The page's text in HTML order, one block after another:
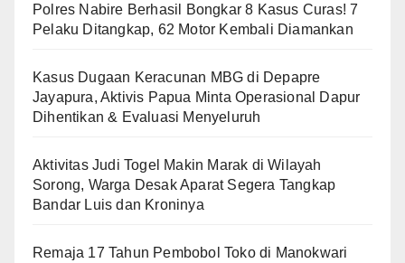
Polres Nabire Berhasil Bongkar 8 Kasus Curas! 7
Pelaku Ditangkap, 62 Motor Kembali Diamankan
Kasus Dugaan Keracunan MBG di Depapre
Jayapura, Aktivis Papua Minta Operasional Dapur
Dihentikan & Evaluasi Menyeluruh
Aktivitas Judi Togel Makin Marak di Wilayah
Sorong, Warga Desak Aparat Segera Tangkap
Bandar Luis dan Kroninya
Remaja 17 Tahun Pembobol Toko di Manokwari